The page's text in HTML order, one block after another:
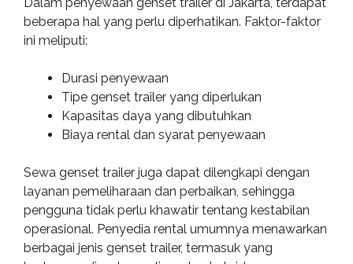
beberapa hal yang perlu diperhatikan. Faktor-faktor
ini meliputi:
Durasi penyewaan
Tipe genset trailer yang diperlukan
Kapasitas daya yang dibutuhkan
Biaya rental dan syarat penyewaan
Sewa genset trailer juga dapat dilengkapi dengan
layanan pemeliharaan dan perbaikan, sehingga
pengguna tidak perlu khawatir tentang kestabilan
operasional. Penyedia rental umumnya menawarkan
berbagai jenis genset trailer, termasuk yang